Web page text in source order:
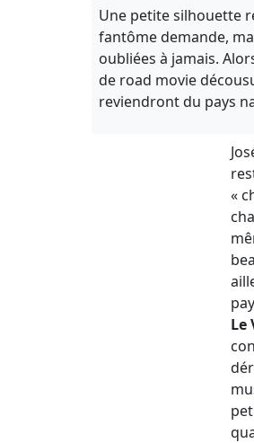
Une petite silhouette
fantôme demande,
oubliées à jamais.
de road movie
reviendront du pays
«
Le